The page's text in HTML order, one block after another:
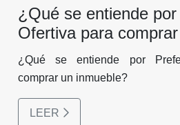
¿Qué se entiende
Ofertiva para
¿Qué se entiende por
comprar un inmueble?
LEER